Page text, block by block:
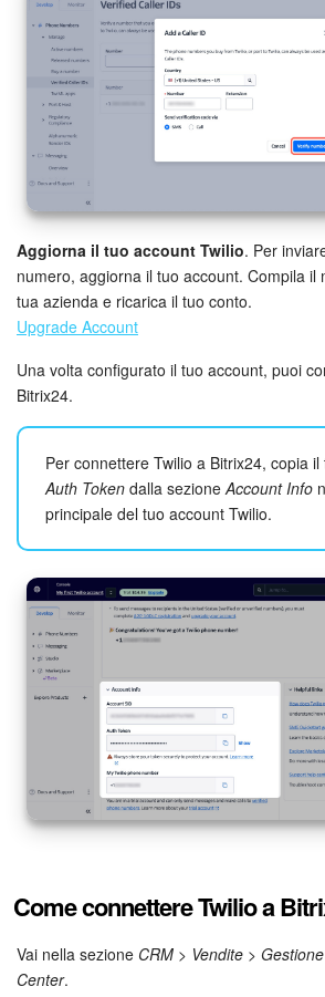
Aggiorna il tuo account Twilio. Per
numero, aggiorna il tuo account. Compila il
tua azienda e ricarica il tuo conto.
Upgrade Account
Una volta configurato il tuo account, puoi
Bitrix24.
Per connettere Twilio a Bitrix24, copia
Auth Token dalla sezioneAccount Info
principale del tuo account Twilio.
Come connettere Twilio a
Vai nella sezione CRM > Vendite >
Center.